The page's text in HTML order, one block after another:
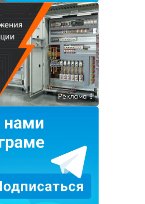
Реклама